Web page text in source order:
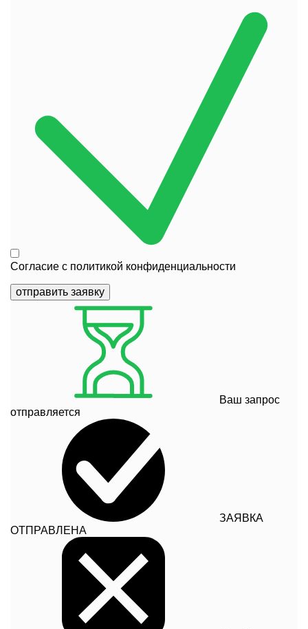
Согласие с политикой конфиденциальности
отправить заявку
Ваш запрос
отправляется
ЗАЯВКА
ОТПРАВЛЕНА